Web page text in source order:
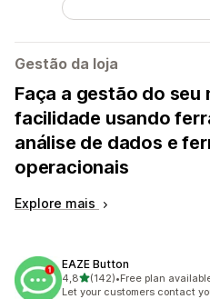
Gestão da loja
Faça a gestão do seu
facilidade usando
análise de dados e
operacionais
Explore mais
EAZE Button
4,8de 5 estrelas
(142)
142 total de avaliações
•Free plan
Let your customers contact